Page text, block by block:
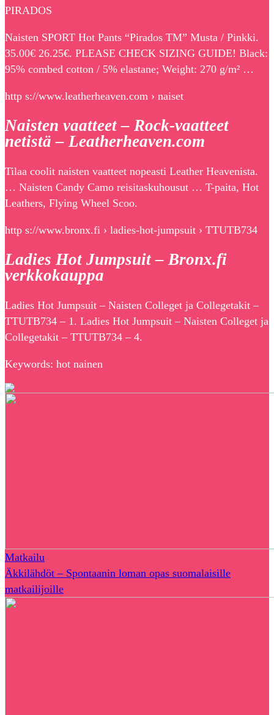
PIRADOS
Naisten SPORT Hot Pants “Pirados TM” Musta / Pinkki.
35.00€ 26.25€. PLEASE CHECK SIZING GUIDE! Black:
95% combed cotton / 5% elastane; Weight: 270 g/m² …
http s://www.leatherheaven.com › naiset
Naisten vaatteet – Rock-vaatteet
netistä – Leatherheaven.com
Tilaa coolit naisten vaatteet nopeasti Leather Heavenista.
… Naisten Candy Camo reisitaskuhousut … T-paita, Hot
Leathers, Flying Wheel Scoo.
http s://www.bronx.fi › ladies-hot-jumpsuit › TTUTB734
Ladies Hot Jumpsuit – Bronx.fi
verkkokauppa
Ladies Hot Jumpsuit – Naisten Colleget ja Collegetakit –
TTUTB734 – 1. Ladies Hot Jumpsuit – Naisten Colleget ja
Collegetakit – TTUTB734 – 4.
Keywords: hot nainen
Matkailu
Äkkilähdöt – Spontaanin loman opas suomalaisille
matkailijoille